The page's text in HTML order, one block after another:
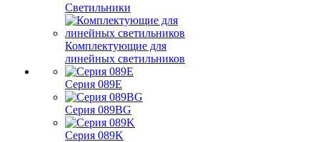
Светильники
Комплектующие для
линейных светильников
Серия 089E
Серия 089BG
Серия 089K